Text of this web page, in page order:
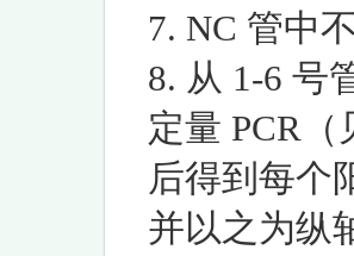
7. NC 管中
8. 从 1-6 号
定量 PCR
后得到每个
并以之为纵